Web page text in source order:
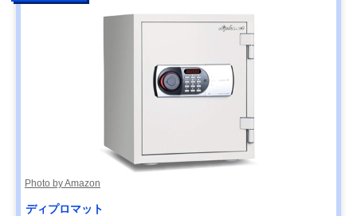
Photo by Amazon
ディプロマット